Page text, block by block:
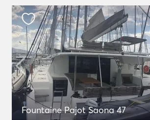
Fountaine Pajot Saona 47